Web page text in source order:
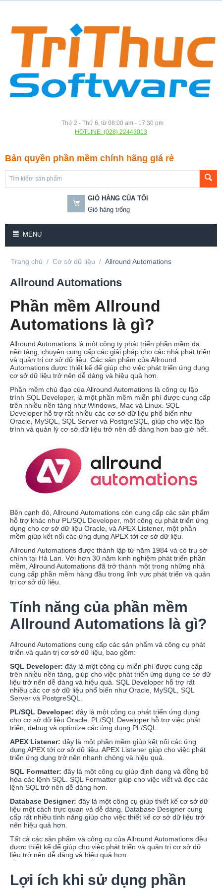
Thứ 2 - Thứ 6, từ 08:00 am - 17:30 pm
HOTLINE: (028) 22443013
Bản quyền phần mềm chính hãng giá rẻ
GIỎ HÀNG CỦA TÔI
Giỏ hàng trống
MENU
Trang chủ / Cơ sở dữ liệu / Allround Automations
Allround Automations
Phần mềm Allround
Automations là gì?
Allround Automations là một công ty phát triển phần mềm đa
nền tảng, chuyên cung cấp các giải pháp cho các nhà phát triển
và quản trị cơ sở dữ liệu. Các sản phẩm của Allround
Automations được thiết kế để giúp cho việc phát triển ứng dụng
cơ sở dữ liệu trở nên dễ dàng và hiệu quả hơn.
Phần mềm chủ đạo của Allround Automations là công cụ lập
trình SQL Developer, là một phần mềm miễn phí được cung cấp
trên nhiều nền tảng như Windows, Mac và Linux. SQL
Developer hỗ trợ rất nhiều các cơ sở dữ liệu phổ biến như
Oracle, MySQL, SQL Server và PostgreSQL, giúp cho việc lập
trình và quản lý cơ sở dữ liệu trở nên dễ dàng hơn bao giờ hết.
Bên cạnh đó, Allround Automations còn cung cấp các sản phẩm
hỗ trợ khác như PL/SQL Developer, một công cụ phát triển ứng
dụng cho cơ sở dữ liệu Oracle, và APEX Listener, một phần
mềm giúp kết nối các ứng dụng APEX tới cơ sở dữ liệu.
Allround Automations được thành lập từ năm 1984 và có trụ sở
chính tại Hà Lan. Với hơn 30 năm kinh nghiệm phát triển phần
mềm, Allround Automations đã trở thành một trong những nhà
cung cấp phần mềm hàng đầu trong lĩnh vực phát triển và quản
trị cơ sở dữ liệu.
Tính năng của phần mềm
Allround Automations là gì?
Allround Automations cung cấp các sản phẩm và công cụ phát
triển và quản trị cơ sở dữ liệu, bao gồm:
SQL Developer: đây là một công cụ miễn phí được cung cấp
trên nhiều nền tảng, giúp cho việc phát triển ứng dụng cơ sở dữ
liệu trở nên dễ dàng và hiệu quả. SQL Developer hỗ trợ rất
nhiều các cơ sở dữ liệu phổ biến như Oracle, MySQL, SQL
Server và PostgreSQL.
PL/SQL Developer: đây là một công cụ phát triển ứng dụng
cho cơ sở dữ liệu Oracle. PL/SQL Developer hỗ trợ việc phát
triển, debug và optimize các ứng dụng PL/SQL.
APEX Listener: đây là một phần mềm giúp kết nối các ứng
dụng APEX tới cơ sở dữ liệu. APEX Listener giúp cho việc phát
triển ứng dụng trở nên nhanh chóng và hiệu quả.
SQL Formatter: đây là một công cụ giúp định dạng và đồng bộ
hóa các lệnh SQL. SQL Formatter giúp cho việc viết và đọc các
lệnh SQL trở nên dễ dàng hơn.
Database Designer: đây là một công cụ giúp thiết kế cơ sở dữ
liệu một cách trực quan và dễ dàng. Database Designer cung
cấp rất nhiều tính năng giúp cho việc thiết kế cơ sở dữ liệu trở
nên hiệu quả hơn.
Tất cả các sản phẩm và công cụ của Allround Automations đều
được thiết kế để giúp cho việc phát triển và quản trị cơ sở dữ
liệu trở nên dễ dàng và hiệu quả hơn.
Lợi ích khi sử dụng phần